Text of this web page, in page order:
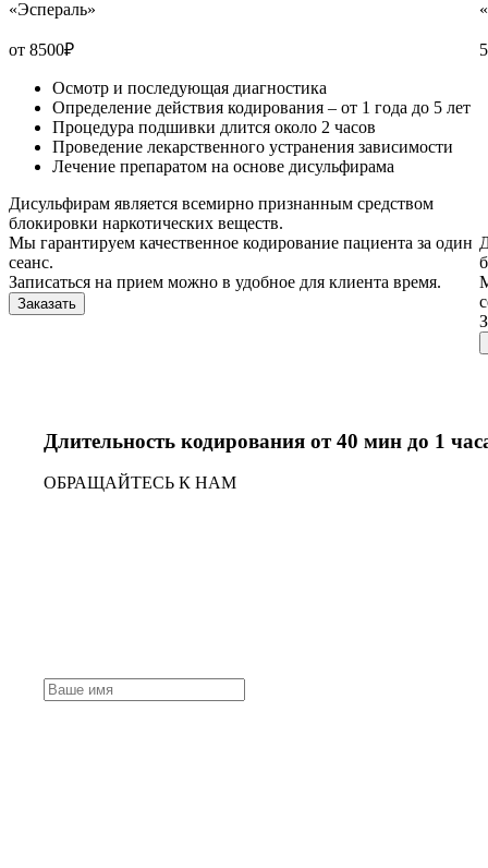
«Эспераль»
от 8500₽
Осмотр и последующая диагностика
Определение действия кодирования – от 1 года до 5 лет
Процедура подшивки длится около 2 часов
Проведение лекарственного устранения зависимости
Лечение препаратом на основе дисульфирама
Дисульфирам является всемирно признанным средством
блокировки наркотических веществ.
Мы гарантируем качественное кодирование пациента за один
сеанс.
Записаться на прием можно в удобное для клиента время.
Заказать
Длительность кодирования от 40 мин до 1
ОБРАЩАЙТЕСЬ К НАМ